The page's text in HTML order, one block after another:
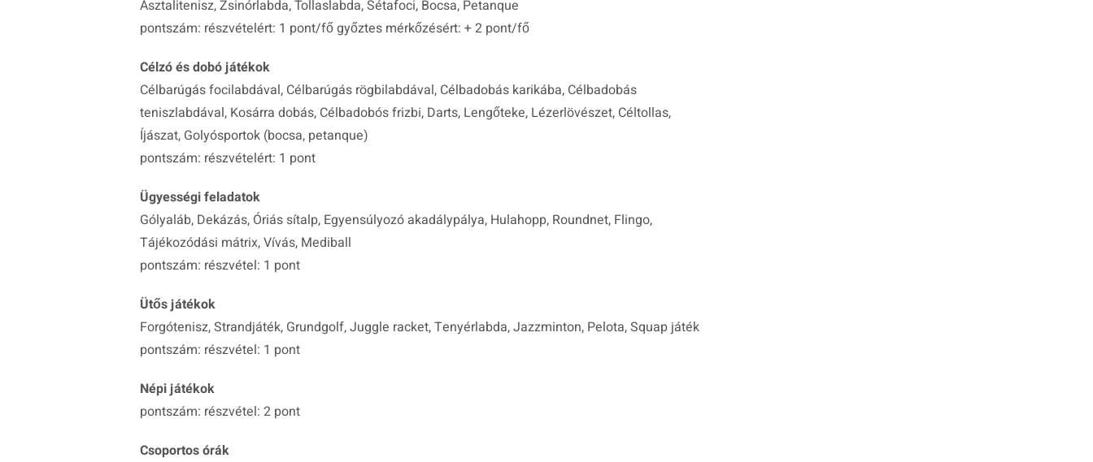
Asztalitenisz, Zsinórlabda, Tollaslabda, Sétafoci, Bocsa, Petanque
pontszám: részvételért: 1 pont/fő győztes mérkőzésért: + 2 pont/fő
Célzó és dobó játékok
Célbarúgás focilabdával, Célbarúgás rögbilabdával, Célbadobás karikába, Célbadobás
teniszlabdával, Kosárra dobás, Célbadobós frizbi, Darts, Lengőteke, Lézerlövészet, Céltollas,
Íjászat, Golyósportok (bocsa, petanque)
pontszám: részvételért: 1 pont
Ügyességi feladatok
Gólyaláb, Dekázás, Óriás sítalp, Egyensúlyozó akadálypálya, Hulahopp, Roundnet, Flingo,
Tájékozódási mátrix, Vívás, Mediball
pontszám: részvétel: 1 pont
Ütős játékok
Forgótenisz, Strandjáték, Grundgolf, Juggle racket, Tenyérlabda, Jazzminton, Pelota, Squap játék
pontszám: részvétel: 1 pont
Népi játékok
pontszám: részvétel: 2 pont
Csoportos órák